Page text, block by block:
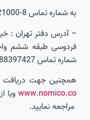
به شماره تماس 8-03538421000
– آدرس دفتر تهران :
شماره تماس 88397427-021
همچنین جهت دریافت
www.nomico.coویا
مراجعه نمایید.